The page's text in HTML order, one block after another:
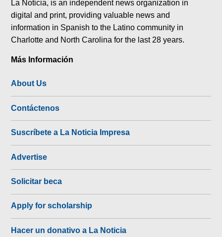
La Noticia, is an independent news organization in
digital and print, providing valuable news and
information in Spanish to the Latino community in
Charlotte and North Carolina for the last 28 years.
Más Información
About Us
Contáctenos
Suscríbete a La Noticia Impresa
Advertise
Solicitar beca
Apply for scholarship
Hacer un donativo a La Noticia